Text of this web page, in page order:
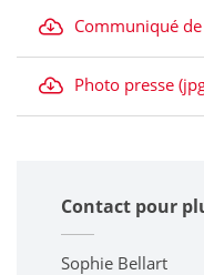
Communiqué
Photo presse
Contact pour
Sophie Bellart